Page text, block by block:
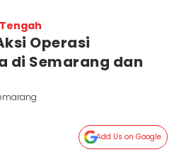
Operasi
di Semarang dan
Add Us on Google